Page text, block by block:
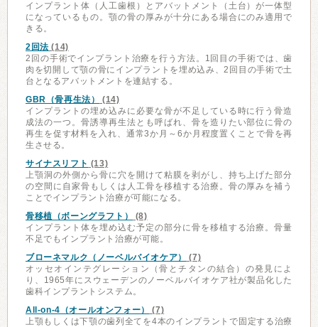
インプラント体（人工歯根）とアバットメント（土台）が一体型
になっているもの。顎の骨の厚みが十分にある場合にのみ適用で
きる。
2回法 (14)
2回の手術でインプラント治療を行う方法。1回目の手術では、歯
肉を切開して顎の骨にインプラントを埋め込み、2回目の手術で土
台となるアバットメントを連結する。
GBR（骨再生法）
(14)
インプラントの埋め込みに必要な骨が不足している時に行う骨造
成法の一つ。骨誘導再生法とも呼ばれ、骨を造りたい部位に骨の
再生を促す材料を入れ、通常3か月～6か月程度置くことで骨を再
生させる。
サイナスリフト (13)
上顎洞の外側から骨に穴を開けて粘膜を剥がし、持ち上げた部分
の空間に自家骨もしくは人工骨を移植する治療。骨の厚みを補う
ことでインプラント治療が可能になる。
骨移植（ボーングラフト）
(8)
インプラント体を埋め込む予定の部分に骨を移植する治療。骨量
不足でもインプラント治療が可能。
ブローネマルク（ノーベルバイオケア）
(7)
オッセオインテグレーション（骨とチタンの結合）の発見によ
り、1965年にスウェーデンのノーベルバイオケア社が製品化した
歯科インプラントシステム。
All-on-4（オールオンフォー）
(7)
上顎もしくは下顎の歯列全てを4本のインプラントで固定する治療